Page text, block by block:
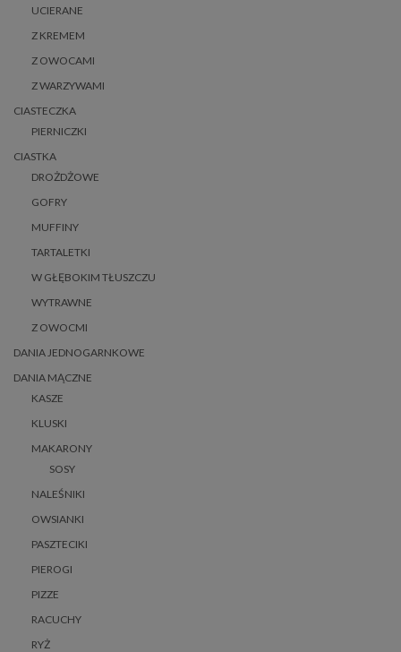
UCIERANE
Z KREMEM
Z OWOCAMI
Z WARZYWAMI
CIASTECZKA
PIERNICZKI
CIASTKA
DROŻDŻOWE
GOFRY
MUFFINY
TARTALETKI
W GŁĘBOKIM TŁUSZCZU
WYTRAWNE
Z OWOCMI
DANIA JEDNOGARNKOWE
DANIA MĄCZNE
KASZE
KLUSKI
MAKARONY
SOSY
NALEŚNIKI
OWSIANKI
PASZTECIKI
PIEROGI
PIZZE
RACUCHY
RYŻ